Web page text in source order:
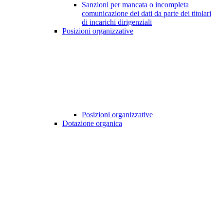
Sanzioni per mancata o incompleta
comunicazione dei dati da parte dei titolari
di incarichi dirigenziali
Posizioni organizzative
Posizioni organizzative
Dotazione organica